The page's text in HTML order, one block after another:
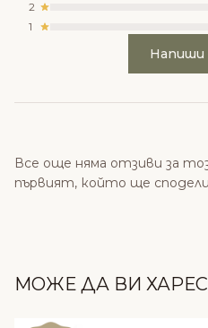
2
1
Напиши
Все още няма отзиви за
първият, който ще
МОЖЕ ДА ВИ